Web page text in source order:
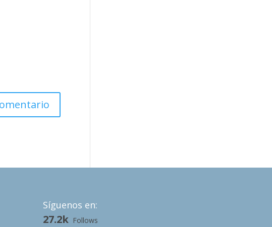
Síguenos en:
27.2k Follows